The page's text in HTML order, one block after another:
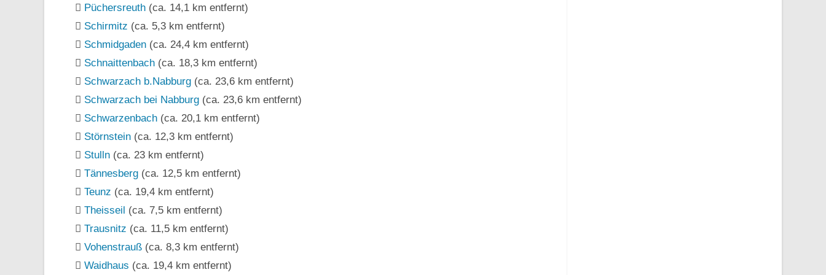
Püchersreuth (ca. 14,1 km entfernt)
Schirmitz (ca. 5,3 km entfernt)
Schmidgaden (ca. 24,4 km entfernt)
Schnaittenbach (ca. 18,3 km entfernt)
Schwarzach b.Nabburg (ca. 23,6 km entfernt)
Schwarzach bei Nabburg (ca. 23,6 km entfernt)
Schwarzenbach (ca. 20,1 km entfernt)
Störnstein (ca. 12,3 km entfernt)
Stulln (ca. 23 km entfernt)
Tännesberg (ca. 12,5 km entfernt)
Teunz (ca. 19,4 km entfernt)
Theisseil (ca. 7,5 km entfernt)
Trausnitz (ca. 11,5 km entfernt)
Vohenstrauß (ca. 8,3 km entfernt)
Waidhaus (ca. 19,4 km entfernt)